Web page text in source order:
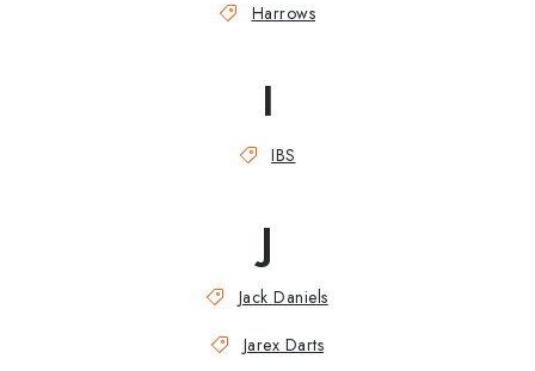
Harrows
I
IBS
J
Jack Daniels
Jarex Darts